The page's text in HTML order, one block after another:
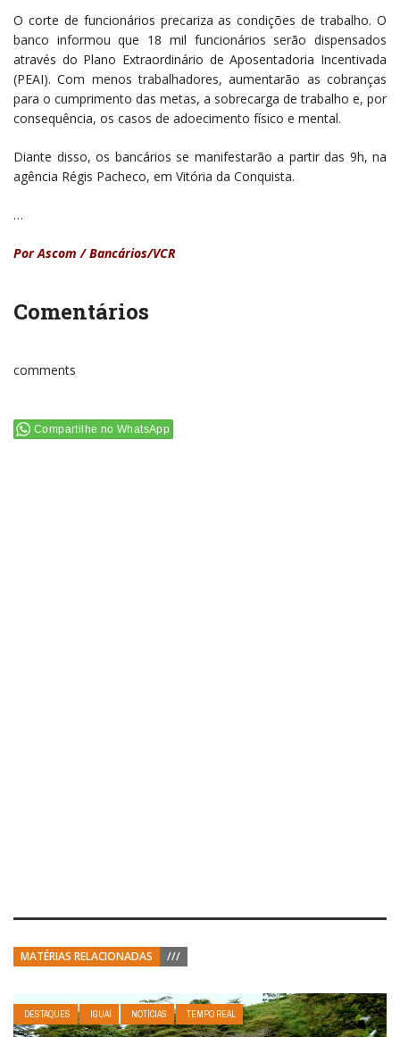
O corte de funcionários precariza as condições de trabalho. O
banco informou que 18 mil funcionários serão dispensados
através do Plano Extraordinário de Aposentadoria Incentivada
(PEAI). Com menos trabalhadores, aumentarão as cobranças
para o cumprimento das metas, a sobrecarga de trabalho e, por
consequência, os casos de adoecimento físico e mental.
Diante disso, os bancários se manifestarão a partir das 9h, na
agência Régis Pacheco, em Vitória da Conquista.
…
Por Ascom / Bancários/VCR
Comentários
comments
Compartilhe no WhatsApp
MATÉRIAS RELACIONADAS ///
DESTAQUES IGUAÍ NOTÍCIAS TEMPO REAL